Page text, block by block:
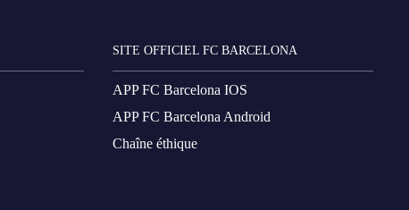
SITE OFFICIEL FC BARCELONA
APP FC Barcelona IOS
APP FC Barcelona Android
Chaîne éthique